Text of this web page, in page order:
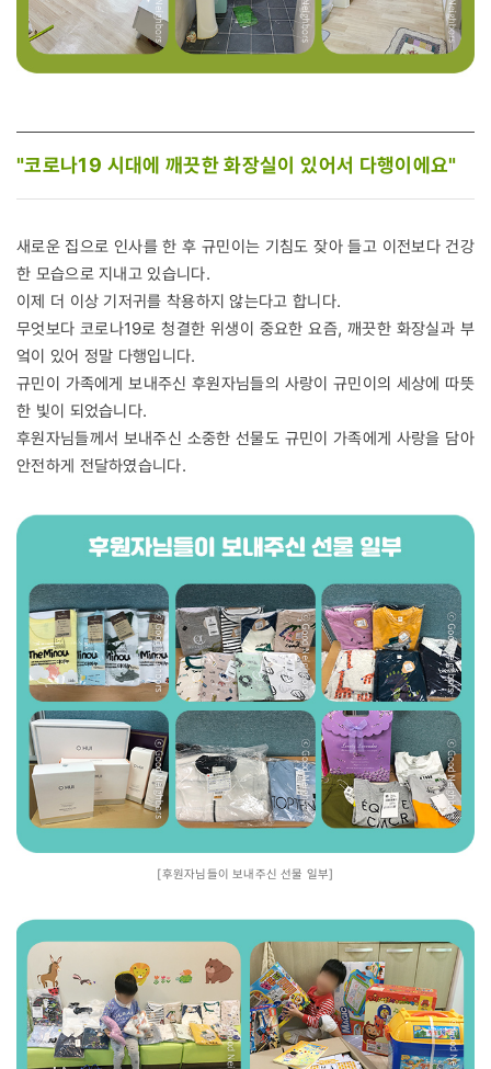
"코로나19 시대에 깨끗한 화장실이 있어서 다행이에요"
새로운 집으로 인사를 한 후 규민이는 기침도 잦아 들고 이전보다 건강
한 모습으로 지내고 있습니다.
이제 더 이상 기저귀를 착용하지 않는다고 합니다.
무엇보다 코로나19로 청결한 위생이 중요한 요즘, 깨끗한 화장실과 부
엌이 있어 정말 다행입니다.
규민이 가족에게 보내주신 후원자님들의 사랑이 규민이의 세상에 따뜻
한 빛이 되었습니다.
후원자님들께서 보내주신 소중한 선물도 규민이 가족에게 사랑을 담아
안전하게 전달하였습니다.
[후원자님들이 보내주신 선물 일부]